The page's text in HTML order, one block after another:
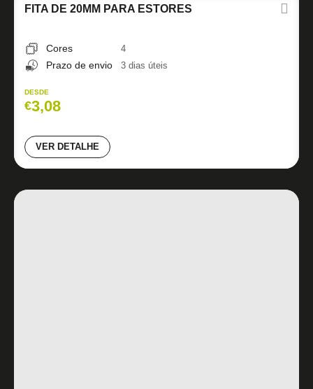
FITA DE 20MM PARA ESTORES
Cores 4
Prazo de envio 3 dias úteis
DESDE
€3,08
VER DETALHE